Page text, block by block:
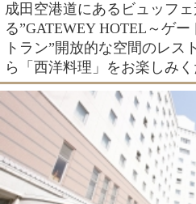
成田空港道にあるビュッフ
る”GATEWEY HOTEL～ゲ
トラン”開放的な空間のレス
ら「西洋料理」をお楽しみく